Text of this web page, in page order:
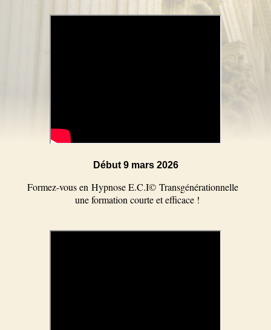
Début 9 mars 2026
Formez-vous en Hypnose E.C.I©Transgénérationnelle
une formation courte et efficace !